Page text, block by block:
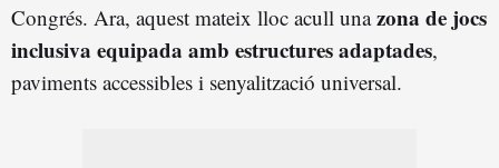
Congrés. Ara, aquest mateix lloc acull unazona de jocs
inclusiva equipada amb estructures adaptades,
paviments accessibles i senyalització universal.